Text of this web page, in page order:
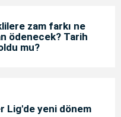
zam farkı ne
ödenecek? Tarih
mu?
Lig'de yeni dönem